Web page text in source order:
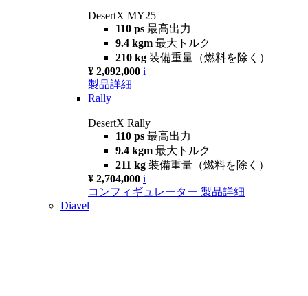
DesertX MY25
110 ps 最高出力
9.4 kgm 最大トルク
210 kg 装備重量（燃料を除く）
¥ 2,092,000 i
製品詳細
Rally
DesertX Rally
110 ps 最高出力
9.4 kgm 最大トルク
211 kg 装備重量（燃料を除く）
¥ 2,704,000 i
コンフィギュレーター 製品詳細
Diavel